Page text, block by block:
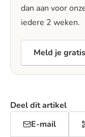
dan aan voor
iedere 2 weken.
Meld je
Deel dit artikel
E-mail